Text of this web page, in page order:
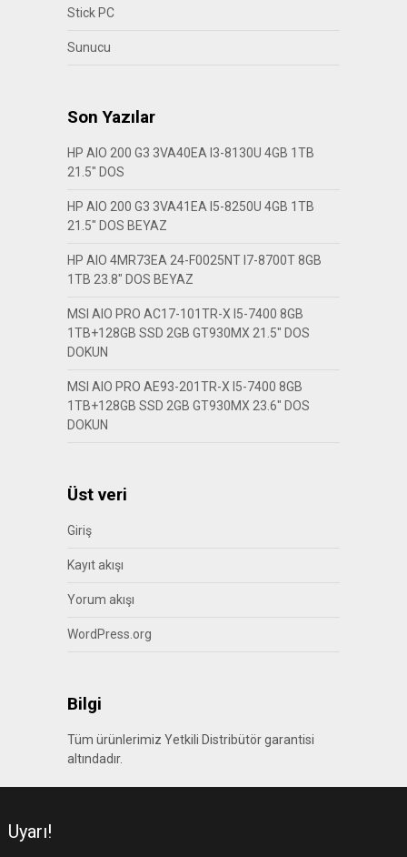
Stick PC
Sunucu
Son Yazılar
HP AIO 200 G3 3VA40EA I3-8130U 4GB 1TB
21.5″ DOS
HP AIO 200 G3 3VA41EA I5-8250U 4GB 1TB
21.5″ DOS BEYAZ
HP AIO 4MR73EA 24-F0025NT I7-8700T 8GB
1TB 23.8″ DOS BEYAZ
MSI AIO PRO AC17-101TR-X I5-7400 8GB
1TB+128GB SSD 2GB GT930MX 21.5″ DOS
DOKUN
MSI AIO PRO AE93-201TR-X I5-7400 8GB
1TB+128GB SSD 2GB GT930MX 23.6″ DOS
DOKUN
Üst veri
Giriş
Kayıt akışı
Yorum akışı
WordPress.org
Bilgi
Tüm ürünlerimiz Yetkili Distribütör garantisi
altındadır.
Uyarı!